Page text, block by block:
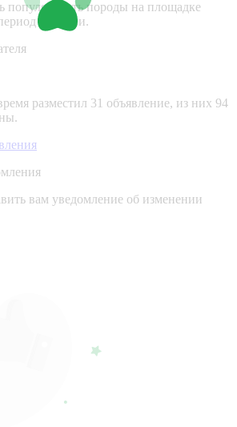
популярность породы на площадке
времени.
разместил 31 объявление, из них 94
вам уведомление об изменении